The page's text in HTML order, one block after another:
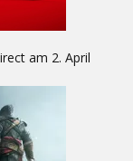
am 2. April